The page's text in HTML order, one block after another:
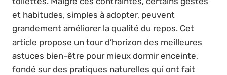
et habitudes, simples à adopter, peuvent
grandement améliorer la qualité du repos. Cet
article propose un tour d’horizon des meilleures
astuces bien-être pour mieux dormir enceinte,
fondé sur des pratiques naturelles qui ont fait